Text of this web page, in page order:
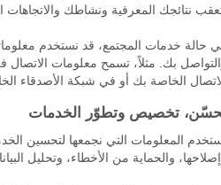
نتائجك المعرفية ونشاطك
حالة خدمات المجتمع، قد نستخدم
بك. مثلاً، تسمح معلومات
الخاصة بك أو في شبكة الأصدقاء
تخصيص وتطوّر الخدمات
المعلومات التي نجمعها لتحسين
والحماية من الأخطاء، وتحليل